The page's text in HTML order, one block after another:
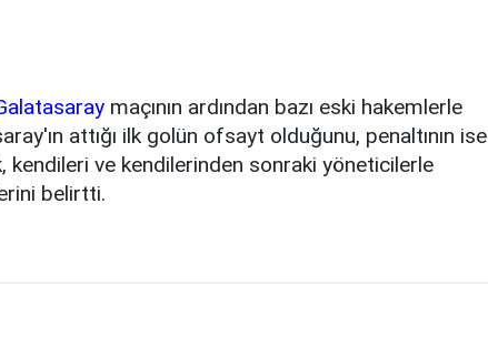
maçının ardından bazı eski hakemlerle
attığı ilk golün ofsayt olduğunu, penaltının ise
kendileri ve kendilerinden sonraki yöneticilerle
belirtti.